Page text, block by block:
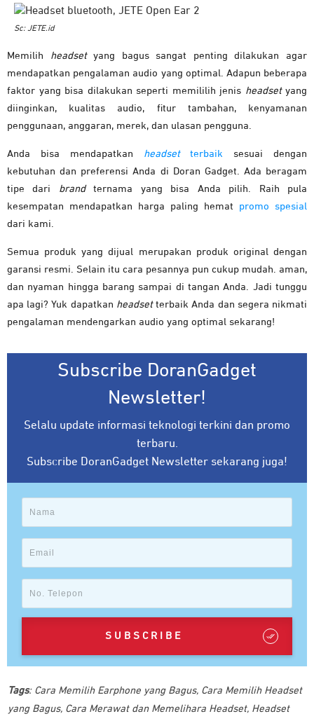
Sc: JETE.id
Memilih headsetyang bagus sangat penting dilakukan agar
mendapatkan pengalaman audio yang optimal. Adapun beberapa
faktor yang bisa dilakukan seperti memililih jenis headsetyang
diinginkan, kualitas audio, fitur tambahan, kenyamanan
penggunaan, anggaran, merek, dan ulasan pengguna.
Anda bisa mendapatkan headsetterbaik sesuai dengan
kebutuhan dan preferensi Anda di Doran Gadget. Ada beragam
tipe dari brandternama yang bisa Anda pilih. Raih pula
kesempatan mendapatkan harga paling hemat promo spesial
dari kami.
Semua produk yang dijual merupakan produk original dengan
garansi resmi. Selain itu cara pesannya pun cukup mudah. aman,
dan nyaman hingga barang sampai di tangan Anda. Jadi tunggu
apa lagi? Yuk dapatkan headsetterbaik Anda dan segera nikmati
pengalaman mendengarkan audio yang optimal sekarang!
Subscribe DoranGadget
Newsletter!
Selalu update informasi teknologi terkini dan promo
terbaru.
Subscribe DoranGadget Newsletter sekarang juga!
SUBSCRIBE
Tags: Cara Memilih Earphone yang Bagus, Cara Memilih Headset
yang Bagus, Cara Merawat dan Memelihara Headset, Headset